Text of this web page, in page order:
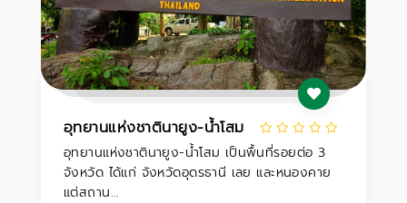
อุทยานแห่งชาตินายูง-น้ำโสม
อุทยานแห่งชาตินายูง-น้ำโสม เป็นพื้นที่รอยต่อ 3
จังหวัด ได้แก่ จังหวัดอุดรธานี เลย และหนองคาย
แต่สถาน...